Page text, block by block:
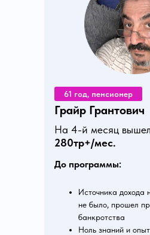
Грайр Грантович
61 год, пенсионер
На 4-й месяц
280тр+/мес.
До программы:
Источника дохода
не было, прошел
банкротства
Ноль знаний и
Часто-задаваемые